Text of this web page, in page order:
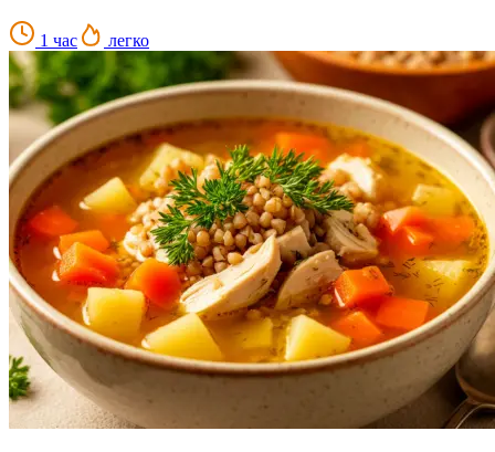
1 час легко